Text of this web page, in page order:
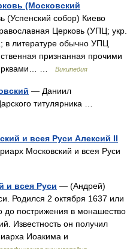
(Московский
(Успенский собор) Киево
Церковь (УПЦ; укр.
в литературе обычно УПЦ
признанная прочими
…
Википедия
— Даниил
титулярника …
и всея Руси Алексий II
Московский и всея Руси
и всея Руси — (Андрей)
Родился 2 октября 1637 или
до пострижения в монашество
Известность он получил
Иоакима и